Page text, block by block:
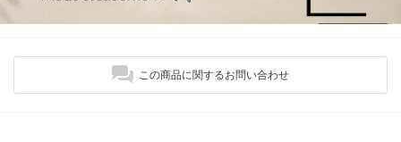
この商品に関するお問い合わせ